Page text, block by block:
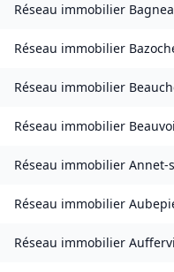
Réseau immobilier
Réseau immobilier
Réseau immobilier
Réseau immobilier
Réseau immobilier Annet-
Réseau immobilier
Réseau immobilier